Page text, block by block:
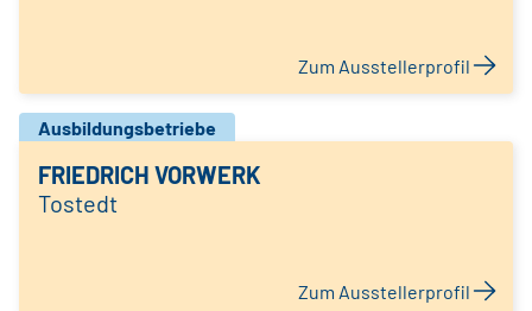
Zum Ausstellerprofil
Ausbildungsbetriebe
FRIEDRICH VORWERK
Tostedt
Zum Ausstellerprofil